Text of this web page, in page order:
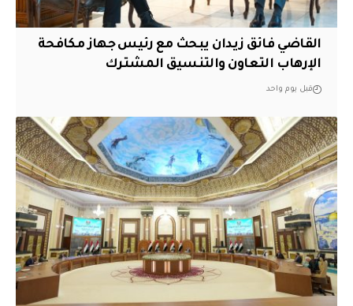
القاضي فائق زيدان يبحث مع رئيس جهاز مكافحة
الإرهاب التعاون والتنسيق المشترك
قبل يوم واحد